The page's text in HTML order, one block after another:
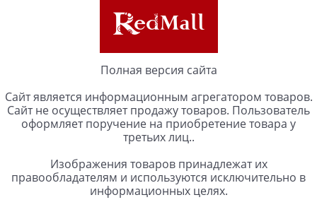
Полная версия сайта
Сайт является информационным агрегатором товаров.
Сайт не осуществляет продажу товаров. Пользователь
оформляет поручение на приобретение товара у
третьих лиц..
Изображения товаров принадлежат их
правообладателям и используются исключительно в
информационных целях.